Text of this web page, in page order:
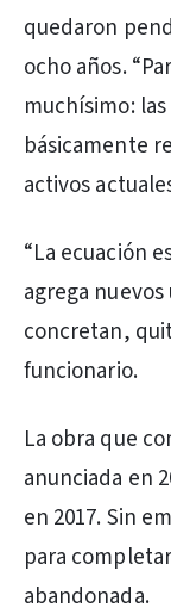
quedaron
ocho años.
muchísimo:
básicamente
activos
“La ecuación
agrega nuevos
concretan,
funcionario.
La obra que
anunciada en
en 2017. Sin
para
abandonada.